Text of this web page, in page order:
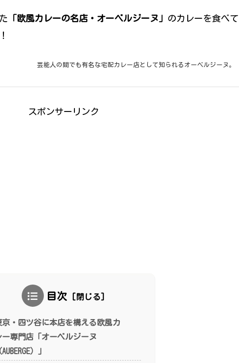
「欧風カレーの名店・オーベルジーヌ」 のカレーを食べて
芸能人の間でも有名な宅配カレー店として知られるオーベルジーヌ。
スポンサーリンク
目次
京・四ツ谷に本店を構える欧風カ
ー専門店「オーベルジーヌ
AUBERGE）」